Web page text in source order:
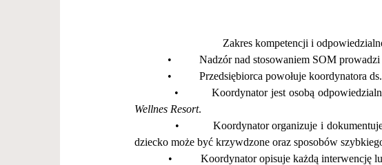
Zakres kompetencji i
• Nadzór nad stosowaniem SOM prowadzi
• Przedsiębiorca powołuje koordynatora
• Koordynator jest osobą odpowiedzialn
Wellnes Resort.
• Koordynator organizuje i dokumentuje
dziecko może być krzywdzone oraz sposobów
• Koordynator opisuje każdą interwencję